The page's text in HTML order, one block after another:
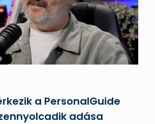
a PersonalGuide
adása